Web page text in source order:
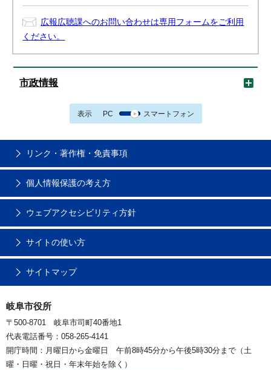
広報広聴課へのお問い合わせは専用フォームをご利用
ください。
市政情報
表示 PC スマートフォン
リンク・著作権・免責事項
個人情報保護の考え方
ウェブアクセシビリティ方針
サイトの使い方
サイトマップ
岐阜市役所
〒500-8701 岐阜市司町40番地1
代表電話番号：058-265-4141
開庁時間：月曜日から金曜日 午前8時45分から午後5時30分まで（土
曜・日曜・祝日・年末年始を除く）